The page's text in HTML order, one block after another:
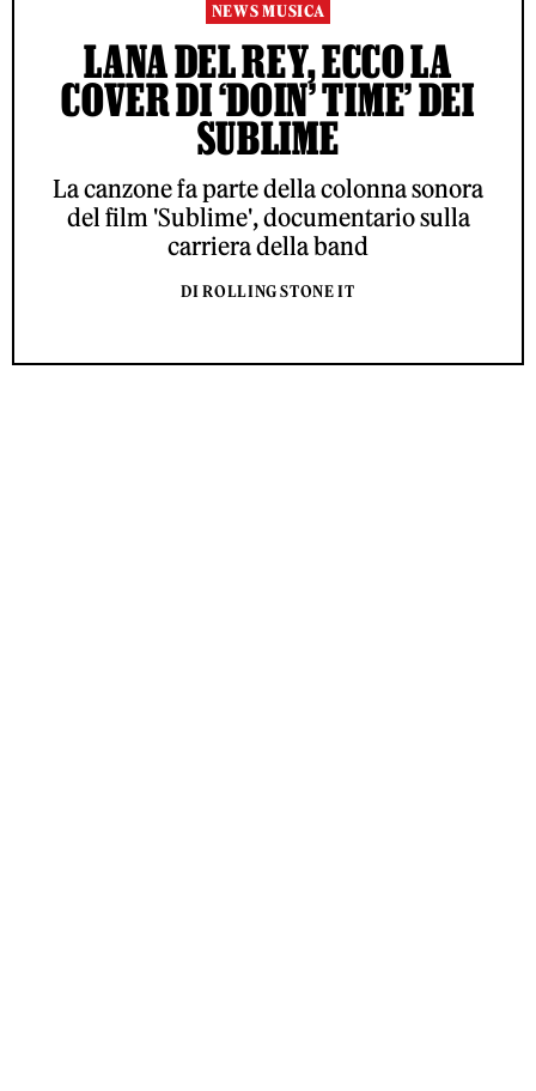
NEWS MUSICA
LANA DEL REY, ECCO LA
COVER DI ‘DOIN’ TIME’ DEI
SUBLIME
La canzone fa parte della colonna sonora
del film 'Sublime', documentario sulla
carriera della band
DI ROLLING STONE IT